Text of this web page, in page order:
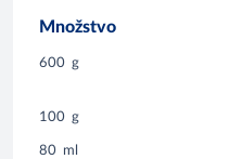
Množstvo
600 g
100 g
80 ml